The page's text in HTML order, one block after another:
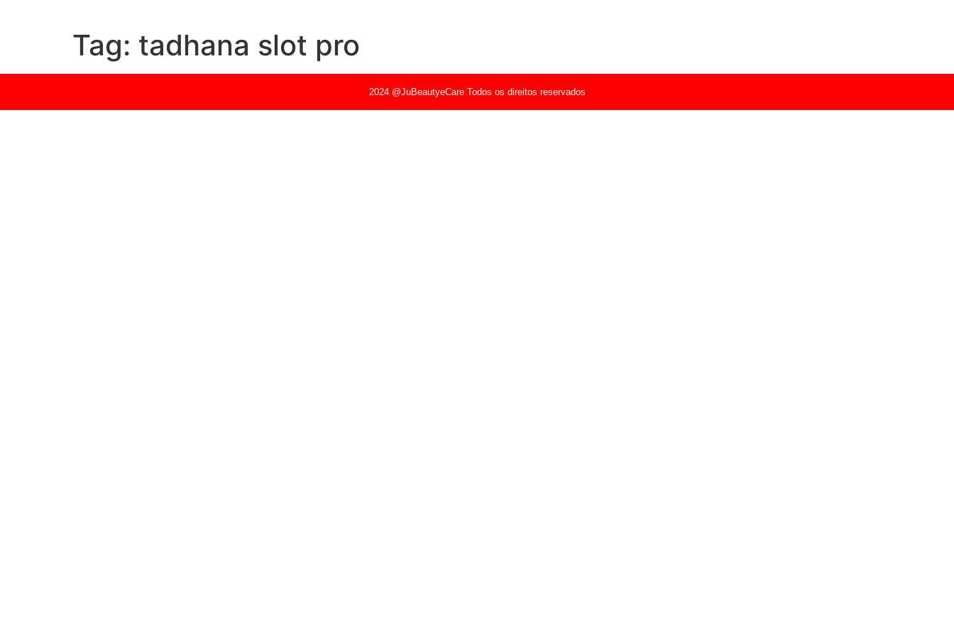
Tag: tadhana slot pro
2024 @JuBeautyeCare Todos os direitos reservados